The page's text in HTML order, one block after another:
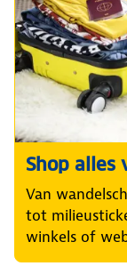
Shop alles
Van
tot
winkels of